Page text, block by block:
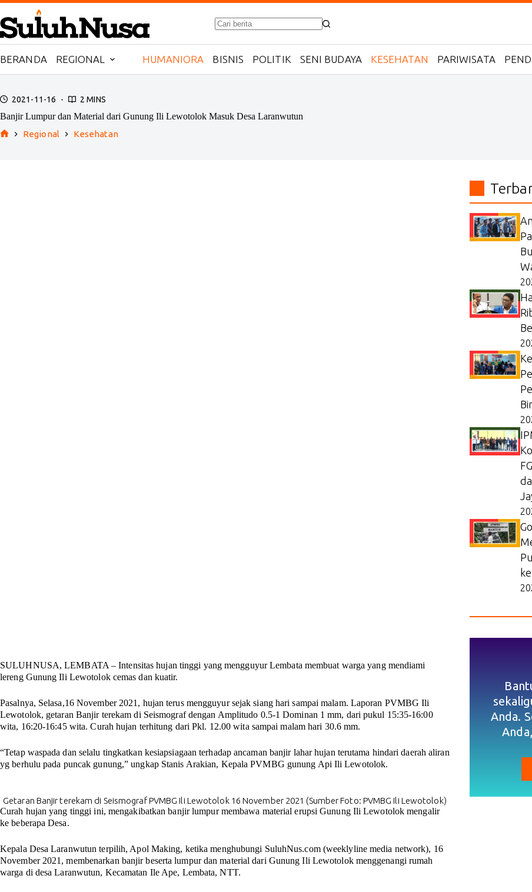
Skip
to
content
No
BERANDA REGIONAL HUMANIORA BISNIS POLITIK SENI BUDAYA KESEHATAN PARIWISATA
2021-11-16 2 MINS
Banjir Lumpur dan Material dari Gunung Ili Lewotolok Masuk Desa Laranwutun
Regional Kesehatan
SULUHNUSA, LEMBATA – Intensitas hujan tinggi yang mengguyur Lembata membuat warga yang mendiami
lereng Gunung Ili Lewotolok cemas dan kuatir.
Pasalnya, Selasa,16 November 2021, hujan terus mengguyur sejak siang hari sampai malam. Laporan PVMBG Ili
Lewotolok, getaran Banjir terekam di Seismograf dengan Amplitudo 0.5-1 Dominan 1 mm, dari pukul 15:35-16:00
wita, 16:20-16:45 wita. Curah hujan terhitung dari Pkl. 12.00 wita sampai malam hari 30.6 mm.
“Tetap waspada dan selalu tingkatkan kesiapsiagaan terhadap ancaman banjir lahar hujan terutama hindari daerah aliran
yg berhulu pada puncak gunung,” ungkap Stanis Arakian, Kepala PVMBG gunung Api Ili Lewotolok.
Getaran Banjir terekam di Seismograf PVMBG Ili Lewotolok 16 November 2021 (Sumber Foto: PVMBG Ili Lewotolok)
Curah hujan yang tinggi ini, mengakibatkan banjir lumpur membawa material erupsi Gunung Ili Lewotolok mengalir
ke beberapa Desa.
Kepala Desa Laranwutun terpilih, Apol Making, ketika menghubungi SuluhNus.com (weeklyline media network), 16
November 2021, membenarkan banjir beserta lumpur dan material dari Gunung Ili Lewotolok menggenangi rumah
warga di desa Laranwutun, Kecamatan Ile Ape, Lembata, NTT.
Anda.